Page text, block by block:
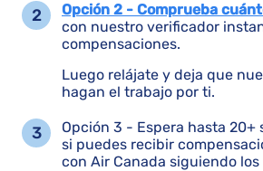
Opción 2 - Comprueba
con nuestro verificador
compensaciones.
Luego relájate y deja que
hagan el trabajo por ti.
Opción 3 - Espera hasta 20+
si puedes recibir
con Air Canada siguiendo los